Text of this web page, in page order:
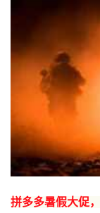
拼多多暑假大促